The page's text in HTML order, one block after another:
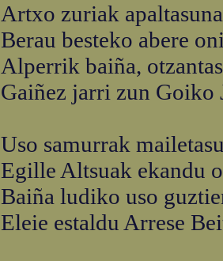
Artxo zuriak
Berau besteko abere
Alperrik baiña,
Gaiñez jarri zun Goiko
Uso samurrak
Egille Altsuak ekandu
Baiña ludiko uso
Eleie estaldu Arrese